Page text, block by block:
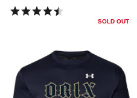
SOLD OUT